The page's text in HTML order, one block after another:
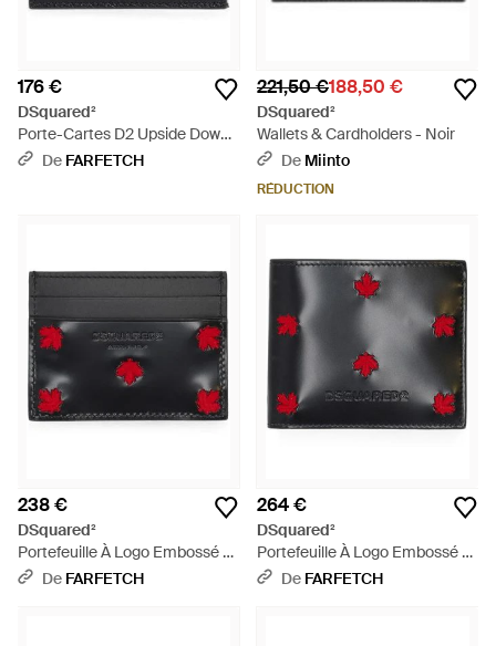
176 €
DSquared²
Porte-Cartes D2 Upside Down -
NoirDe FARFETCH
221,50 €188,50 €
DSquared²
Wallets & Cardholders - Noir
De Miinto
RÉDUCTION
238 €
DSquared²
Portefeuille À Logo Embossé -
Rouge
De FARFETCH
264 €
DSquared²
Portefeuille À Logo Embossé -
NoirDe FARFETCH